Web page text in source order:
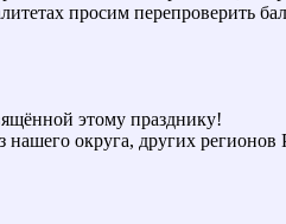
просим перепроверить
этому празднику!
округа, других